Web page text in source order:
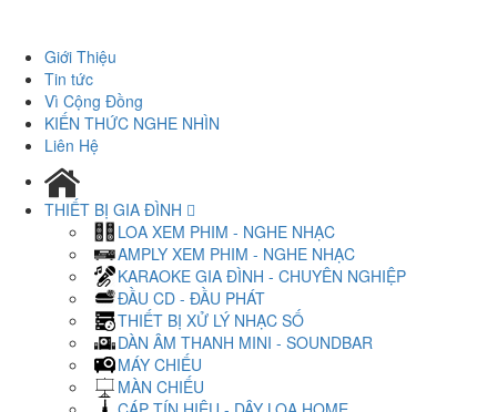
Giới Thiệu
Tin tức
Vì Cộng Đồng
KIẾN THỨC NGHE NHÌN
Liên Hệ
THIẾT BỊ GIA ĐÌNH
LOA XEM PHIM - NGHE NHẠC
AMPLY XEM PHIM - NGHE NHẠC
KARAOKE GIA ĐÌNH - CHUYÊN NGHIỆP
ĐẦU CD - ĐẦU PHÁT
THIẾT BỊ XỬ LÝ NHẠC SỐ
DÀN ÂM THANH MINI - SOUNDBAR
MÁY CHIẾU
MÀN CHIẾU